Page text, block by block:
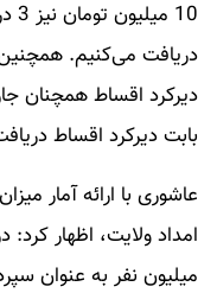
دریافت می‌کنیم.
دیرکرد اقساط همچنان
بابت دیرکرد اقساط
عاشوری با ارائه آمار
میلیون نفر به عنوان